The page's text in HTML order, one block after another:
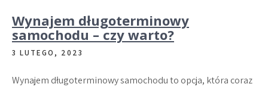
Wynajem długoterminowy
samochodu – czy warto?
3 LUTEGO, 2023
Wynajem długoterminowy samochodu to opcja, która coraz